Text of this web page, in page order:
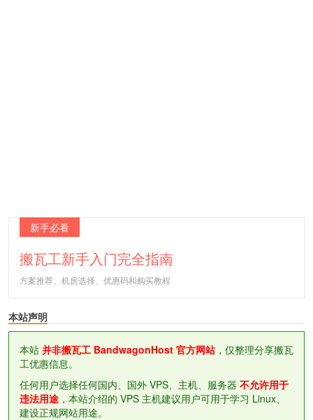
新手必看
搬瓦工新手入门完全指南
方案推荐、机房选择、优惠码和购买教程
本站声明
本站 并非搬瓦工 BandwagonHost 官方网站，仅整理分享搬瓦
工优惠信息。
任何用户选择任何国内、国外 VPS、主机、服务器 不允许用于
违法用途 ，本站介绍的 VPS 主机建议用户可用于学习 Linux、
建设正规网站用途。